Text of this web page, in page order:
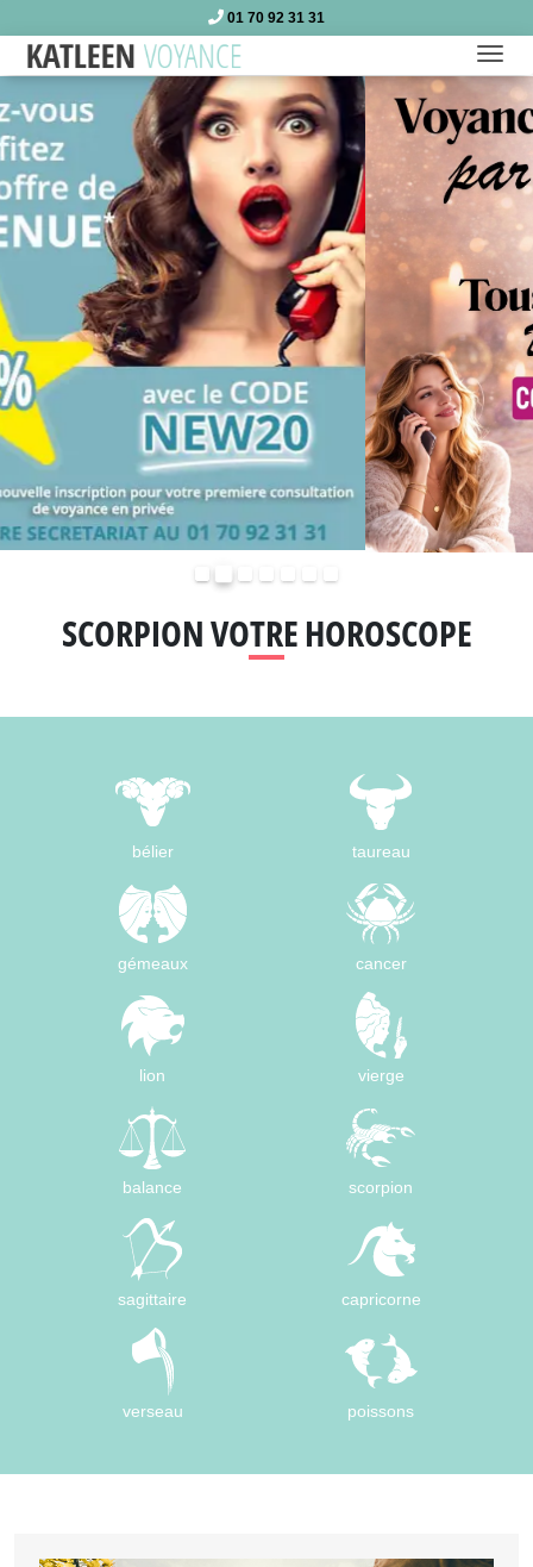
01 70 92 31 31
SCORPION VOTRE HOROSCOPE
bélier taureau
gémeaux cancer
lion vierge
balance scorpion
sagittaire capricorne
verseau poissons